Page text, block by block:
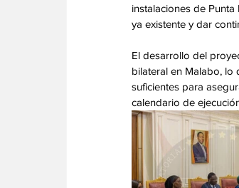
instalaciones de
ya existente y dar
El desarrollo del
bilateral en Malabo, lo
suficientes para
calendario de